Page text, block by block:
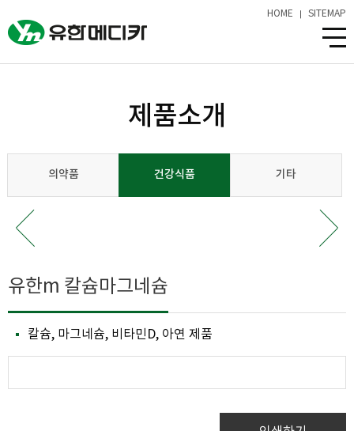
HOME SITEMAP
제품소개
의약품 건강식품 기타
유한m 칼슘마그네슘
칼슘, 마그네슘, 비타민D, 아연 제품